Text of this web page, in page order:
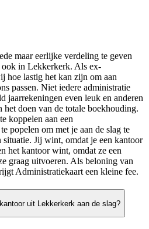
maar eerlijke verdeling te geven
ook in Lekkerkerk. Als ex-
hoe lastig het kan zijn om aan
passen. Niet iedere administratie
jaarrekeningen even leuk en anderen
doen van de totale boekhouding.
koppelen aan een
popelen om met je aan de slag te
Jij wint, omdat je een kantoor
het kantoor wint, omdat ze een
graag uitvoeren. Als beloning van
Administratiekaart een kleine fee.
uit Lekkerkerk aan de slag?